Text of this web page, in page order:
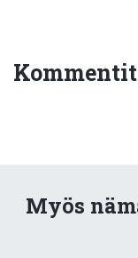
Kommentit
Myös